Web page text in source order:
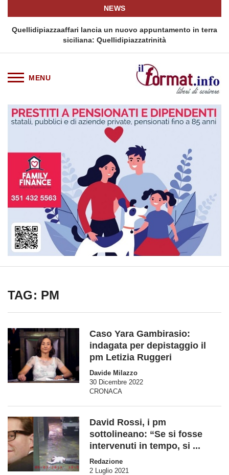
NEWS
Quellidipiazzaaffari lancia un nuovo appuntamento in terra
siciliana: Quellidipiazzatrinità
TAG: PM
Caso Yara Gambirasio:
indagata per depistaggio il
pm Letizia Ruggeri
Davide Milazzo
30 Dicembre 2022
CRONACA
David Rossi, i pm
sottolineano: “Se si fosse
intervenuti in tempo, si ...
Redazione
2 Luglio 2021